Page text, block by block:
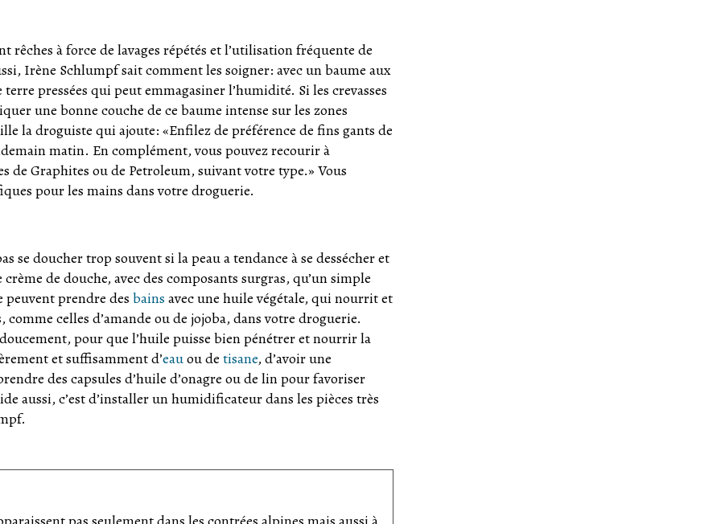
rêches à force de lavages répétés et l’utilisation fréquente de
Irène Schlumpf sait comment les soigner: avec un baume aux
pressées qui peut emmagasiner l’humidité. Si les crevasses
une bonne couche de ce baume intense sur les zones
la droguiste qui ajoute: «Enfilez de préférence de fins gants de
matin. En complément, vous pouvez recourir à
de Graphites ou de Petroleum, suivant votre type.» Vous
pour les mains dans votre droguerie.
se doucher trop souvent si la peau a tendance à se dessécher et
de douche, avec des composants surgras, qu’un simple
peuvent prendre des bains avec une huile végétale, qui nourrit et
celles d’amande ou de jojoba, dans votre droguerie.
pour que l’huile puisse bien pénétrer et nourrir la
et suffisamment d’eauou de tisane, d’avoir une
des capsules d’huile d’onagre ou de lin pour favoriser
aussi, c’est d’installer un humidificateur dans les pièces très